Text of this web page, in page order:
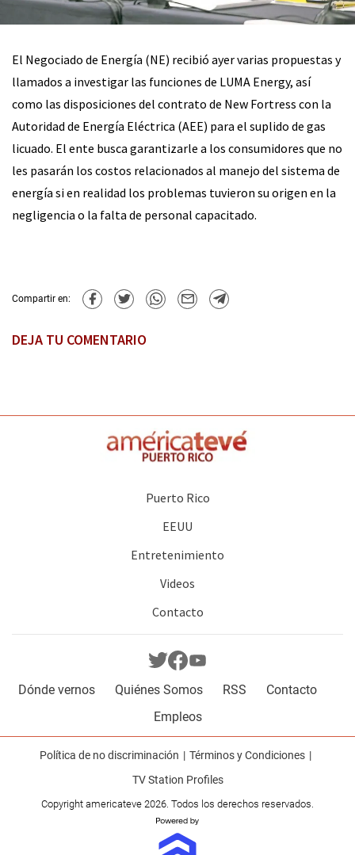
El Negociado de Energía (NE) recibió ayer varias propuestas y
llamados a investigar las funciones de LUMA Energy, así
como las disposiciones del contrato de New Fortress con la
Autoridad de Energía Eléctrica (AEE) para el suplido de gas
licuado. El ente busca garantizarle a los consumidores que no
les pasarán los costos relacionados al manejo del sistema de
energía si en realidad los problemas tuvieron su origen en la
negligencia o la falta de personal capacitado.
Compartir en:
DEJA TU COMENTARIO
Puerto Rico
EEUU
Entretenimiento
Videos
Contacto
Dónde vernos Quiénes Somos RSS
Contacto
Empleos
Política de no discriminación
Términos y Condiciones
TV Station Profiles
Copyright americateve 2026. Todos los derechos reservados.